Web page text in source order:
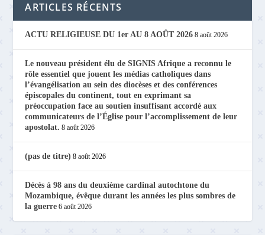
ARTICLES RÉCENTS
ACTU RELIGIEUSE DU 1er AU 8 AOÛT 2026 8 août 2026
Le nouveau président élu de SIGNIS Afrique a reconnu le
rôle essentiel que jouent les médias catholiques dans
l’évangélisation au sein des diocèses et des conférences
épiscopales du continent, tout en exprimant sa
préoccupation face au soutien insuffisant accordé aux
communicateurs de l’Église pour l’accomplissement de leur
apostolat. 8 août 2026
(pas de titre) 8 août 2026
Décès à 98 ans du deuxième cardinal autochtone du
Mozambique, évêque durant les années les plus sombres de
la guerre 6 août 2026